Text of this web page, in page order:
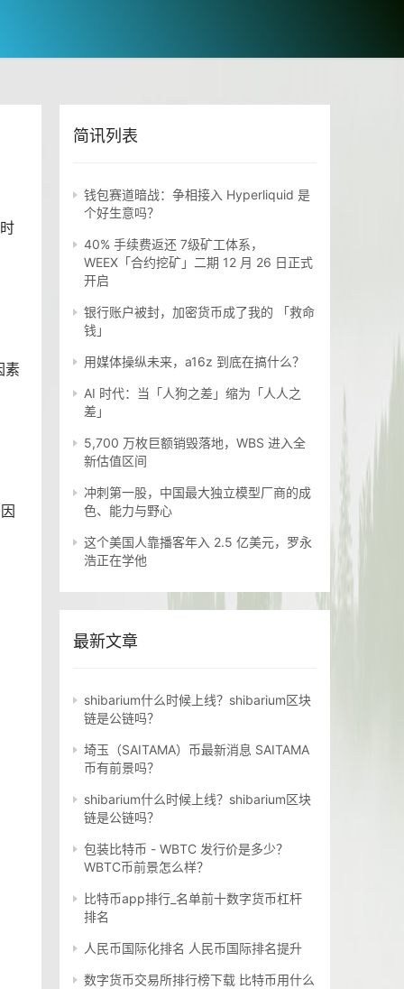
素
简讯列表
钱包赛道暗战：争相接入 Hyperliquid 是
个好生意吗？
40% 手续费返还 7级矿工体系，
WEEX「合约挖矿」二期 12 月 26 日正式
开启
银行账户被封，加密货币成了我的 「救命
钱」
用媒体操纵未来，a16z 到底在搞什么？
AI 时代：当「人狗之差」缩为「人人之
差」
5,700 万枚巨额销毁落地，WBS 进入全
新估值区间
冲刺第一股，中国最大独立模型厂商的成
色、能力与野心
这个美国人靠播客年入 2.5 亿美元，罗永
浩正在学他
最新文章
shibarium什么时候上线？shibarium区块
链是公链吗？
埼玉（SAITAMA）币最新消息 SAITAMA
币有前景吗？
shibarium什么时候上线？shibarium区块
链是公链吗？
包装比特币 - WBTC 发行价是多少？
WBTC币前景怎么样？
比特币app排行_名单前十数字货币杠杆
排名
人民币国际化排名 人民币国际排名提升
数字货币交易所排行榜下载 比特币用什么